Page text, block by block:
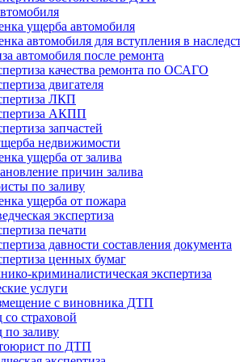
ущерба автомобиля
автомобиля для вступления в
автомобиля после ремонта
качества ремонта по ОСАГО
двигателя
ЛКП
АКПП
запчастей
недвижимости
ущерба от залива
причин залива
по заливу
ущерба от пожара
экспертиза
печати
давности составления документа
ценных бумаг
криминалистическая экспертиза
услуги
с виновника ДТП
со страховой
по заливу
по ДТП